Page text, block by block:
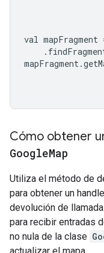
val mapFragment
.
mapFragment.
Cómo obtener
GoogleMap
Utiliza el método de
para obtener un
devolución de
para recibir entradas
no nula de la clase